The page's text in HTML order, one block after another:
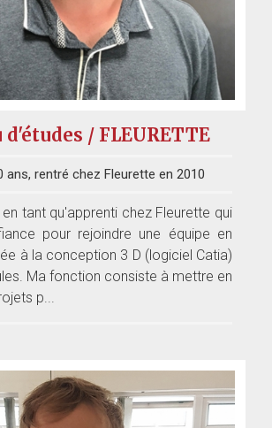
d'études / FLEURETTE
ans, rentré chez Fleurette en 2010
tant qu'apprenti chez Fleurette qui
pour rejoindre une équipe en
à la conception 3 D (logiciel Catia)
Ma fonction consiste à mettre en
p...